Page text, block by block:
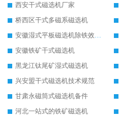
西安干式磁选机厂家
桥西区干式多磁系磁选机
安徽湿式平板磁选机除铁效果怎么样
安徽铁矿干式磁选机
黑龙江钛尾矿湿式磁选机
兴安盟干式磁选机技术规范
甘肃永磁筒式磁选机备件
河北一站式的铁矿磁选机